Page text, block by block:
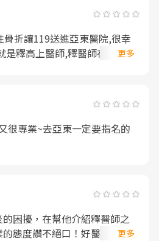
折讓119送進亞東醫院,很幸
是釋高上醫師,釋醫師在我住亞
檢查,如果不是他的耐心,細心和
經離我而去,最後還安排我到榮
腿不是釋醫師接上的,但是,我
骨科團隊為我最的努力,你們
裡面,是顆菩薩的心,願你永遠順
院的右大腿骨折病患,你的醫
更多
很專業~去亞東一定要指名的
困擾，在幫他介紹釋醫師之
態度讚不絕口！好醫師應該為
更多